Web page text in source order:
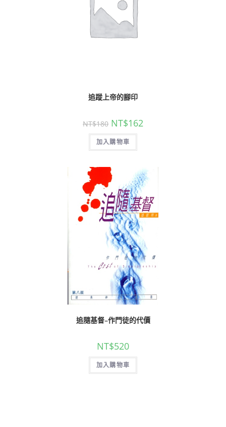
追蹤上帝的腳印
NT$180 NT$162
加入購物車
追隨基督–作門徒的代價
NT$520
加入購物車